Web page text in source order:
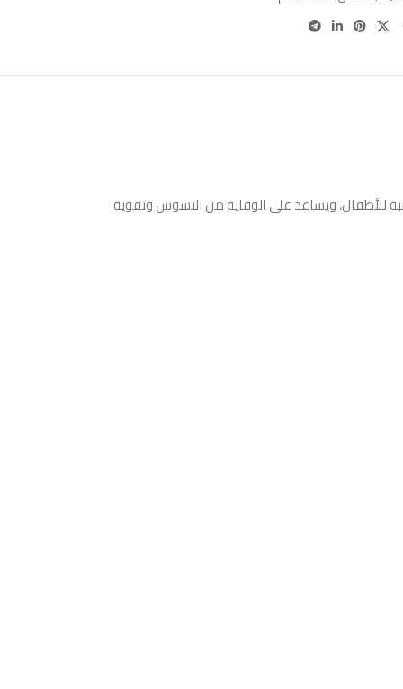
المحببة للأطفال، ويساعد على الوقاية من التسوس وتقوية